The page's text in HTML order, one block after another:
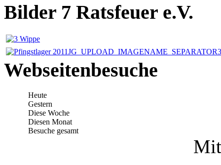
Bilder 7 Ratsfeuer e.V.
Webseitenbesuche
Heute
Gestern
Diese Woche
Diesen Monat
Besuche gesamt